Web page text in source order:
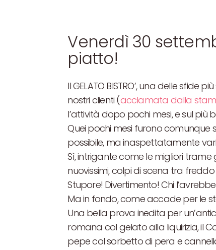
Venerdì 30
piatto!
Il GELATO BISTRO’, una delle
nostri clienti (acclamata dalla
l’attività dopo pochi mesi, e sul più
Quei pochi mesi furono
possibile, ma inaspettatamente
Sì, intrigante come le migliori
nuovissimi, colpi di scena tra
Stupore! Divertimento! Chi
Ma in fondo, come accade per le
Una bella prova inedita per
romana col gelato alla liquirizia, il
pepe col sorbetto di pera e